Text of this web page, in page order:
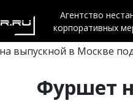
Агентство
корпоративных
выпускной в Москве
Фуршет